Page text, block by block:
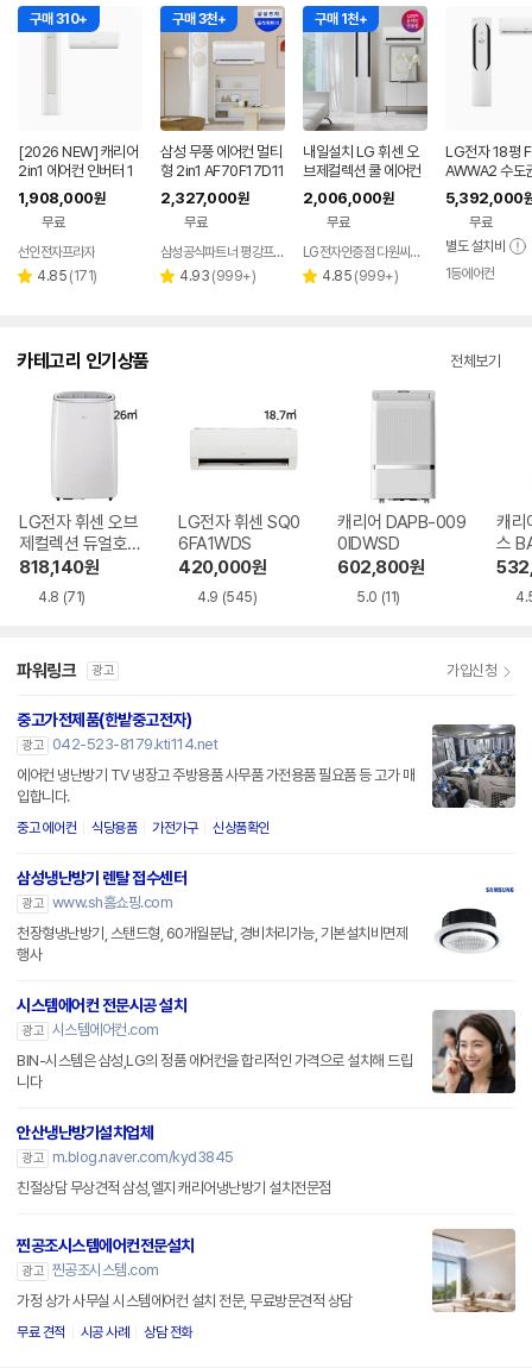
구매 310+
[2026 NEW] 캐리어
2in1 에어컨 인버터 1
등급 멀티형 wifi 17평
+6평 투인원 전국 설
치비포함
1,908,000원
무료
선인전자프라자
별 4.85 리
(171)
구매 3천+
삼성 무풍 에어컨 멀티
형 2in1 AF70F17D11
BRS 일반배관 전국,
기본설치비포함
2,327,000원
무료
삼성공식파트너 평강프라자
별 4.93 리
(999+)
구매 1천+
내일설치 LG 휘센 오
브제컬렉션 쿨 에어컨
2in1 FQ17FC1EC2
기본설치포함
2,006,000원
무료
LG전자인증점 다원씨앤씨
별 4.85 리
(999+)
LG전자 18평
AWWA2 수도
설치 포함 투인
컨
5,392,000
무료
별도 설치비
1등에어컨
카테고리 인기상품 전체보기
LG전자 휘센 오브
제컬렉션 듀얼호스
PQ08FDWBS
818,140원
4.8 (71)
LG전자 휘센 SQ0
6FA1WDS
420,000원
4.9 (545)
캐리어 DAPB-009
0IDWSD
602,800원
5.0 (11)
캐리
스
파워링크 광고 가입신청
중고가전제품(한밭중고전자)
광고
042-523-8179.kti114.net
에어컨 냉난방기 TV 냉장고 주방용품 사무품 가전용품 필요품 등 고가 매
입합니다.
중고 에어컨 식당용품 가전가구 신상품확인
삼성냉난방기 렌탈 접수센터
광고 www.sh홈쇼핑.com
천장형냉난방기, 스탠드형, 60개월분납, 경비처리가능, 기본설치비면제
행사
시스템에어컨 전문시공 설치
광고 시스템에어컨.com
BIN-시스템은 삼성,LG의 정품 에어컨을 합리적인 가격으로 설치해 드립
니다
안산냉난방기설치업체
광고
m.blog.naver.com/kyd3845
친절상담 무상견적 삼성,엘지 캐리어냉난방기 설치전문점
찐공조시스템에어컨전문설치
광고 찐공조시스템.com
가정 상가 사무실 시스템에어컨 설치 전문, 무료방문견적 상담
무료 견적 시공 사례 상담 전화